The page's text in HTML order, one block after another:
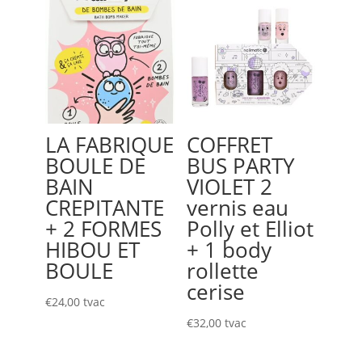
LA FABRIQUE
BOULE DE
BAIN
CREPITANTE
+ 2 FORMES
HIBOU ET
BOULE
€24,00 tvac
COFFRET
BUS PARTY
VIOLET 2
vernis eau
Polly et Elliot
+ 1 body
rollette
cerise
€32,00 tvac